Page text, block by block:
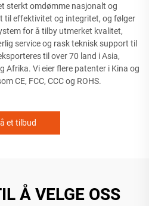
sterkt omdømme nasjonalt og
til effektivitet og integritet, og følger
for å tilby utmerket kvalitet,
service og rask teknisk support til
til over 70 land i Asia,
Afrika. Vi eier flere patenter i Kina og
CE, FCC, CCC og ROHS.
et tilbud
Å VELGE OSS